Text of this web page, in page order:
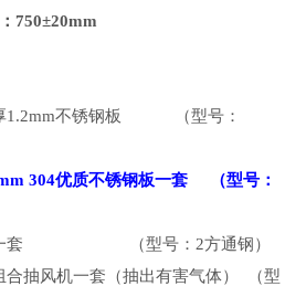
750±20mm
厚1.2mm不锈钢板 （型号：
304优质不锈钢板一套 （型号：
钢一套 （型号：2方通钢）
合抽风机一套（抽出有害气体） （型